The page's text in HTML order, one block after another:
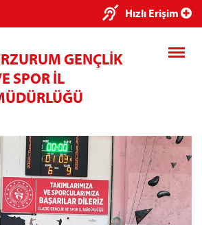
Hızlı Erişim
GENÇLİK
SPOR İL
×
Spor Bilgi
Sistemi
Kredi/Yurt
İşlemleri